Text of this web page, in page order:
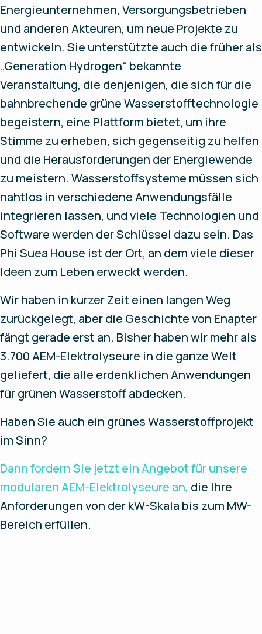
Energieunternehmen, Versorgungsbetrieben
und anderen Akteuren, um neue Projekte zu
entwickeln. Sie unterstützte auch die früher als
„Generation Hydrogen“ bekannte
Veranstaltung, die denjenigen, die sich für die
bahnbrechende grüne Wasserstofftechnologie
begeistern, eine Plattform bietet, um ihre
Stimme zu erheben, sich gegenseitig zu helfen
und die Herausforderungen der Energiewende
zu meistern. Wasserstoffsysteme müssen sich
nahtlos in verschiedene Anwendungsfälle
integrieren lassen, und viele Technologien und
Software werden der Schlüssel dazu sein. Das
Phi Suea House ist der Ort, an dem viele dieser
Ideen zum Leben erweckt werden.
Wir haben in kurzer Zeit einen langen Weg
zurückgelegt, aber die Geschichte von Enapter
fängt gerade erst an. Bisher haben wir mehr als
3.700 AEM-Elektrolyseure in die ganze Welt
geliefert, die alle erdenklichen Anwendungen
für grünen Wasserstoff abdecken.
Haben Sie auch ein grünes Wasserstoffprojekt
im Sinn?
Dann fordern Sie jetzt ein Angebot für unsere
modularen AEM-Elektrolyseure an, die Ihre
Anforderungen von der kW-Skala bis zum MW-
Bereich erfüllen.